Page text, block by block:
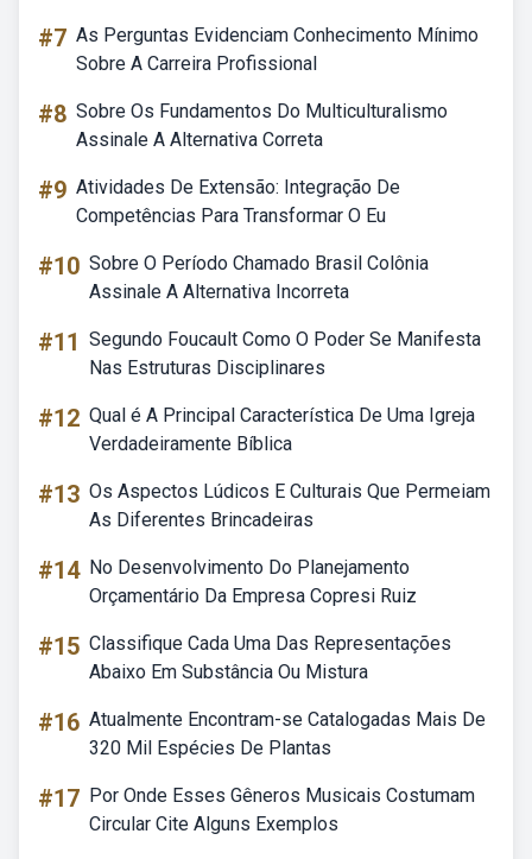
#7 As Perguntas Evidenciam Conhecimento Mínimo
Sobre A Carreira Profissional
#8 Sobre Os Fundamentos Do Multiculturalismo
Assinale A Alternativa Correta
#9 Atividades De Extensão: Integração De
Competências Para Transformar O Eu
#10 Sobre O Período Chamado Brasil Colônia
Assinale A Alternativa Incorreta
#11 Segundo Foucault Como O Poder Se Manifesta
Nas Estruturas Disciplinares
#12 Qual é A Principal Característica De Uma Igreja
Verdadeiramente Bíblica
#13 Os Aspectos Lúdicos E Culturais Que Permeiam
As Diferentes Brincadeiras
#14 No Desenvolvimento Do Planejamento
Orçamentário Da Empresa Copresi Ruiz
#15 Classifique Cada Uma Das Representações
Abaixo Em Substância Ou Mistura
#16 Atualmente Encontram-se Catalogadas Mais De
320 Mil Espécies De Plantas
#17 Por Onde Esses Gêneros Musicais Costumam
Circular Cite Alguns Exemplos